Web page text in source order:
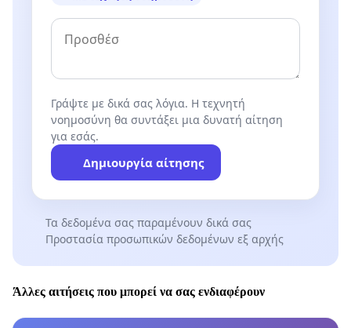
Γράψτε με δικά σας λόγια. Η τεχνητή
νοημοσύνη θα συντάξει μια δυνατή αίτηση
για εσάς.
Δημιουργία αίτησης
Τα δεδομένα σας παραμένουν δικά σας
Προστασία προσωπικών δεδομένων εξ αρχής
Άλλες αιτήσεις που μπορεί να σας ενδιαφέρουν